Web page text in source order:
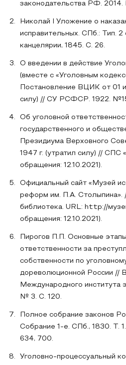
законодательства РФ.
Николай I Уложение о
исправительных. СПб.: Тип. 2
канцелярии, 1845. С. 26.
О введении в действие
(вместе с «Уголовным
Постановление ВЦИК от 01
силу) // СУ РСФСР. 1922.
Об уголовной
государственного и
Президиума Верховного
1947 г. (утратил силу) // СПС
обращения: 12.10.2021).
Официальный сайт «Музей
реформ им. П.А. Столыпина».
библиотека. URL: http://
обращения: 12.10.2021).
Пирогов П.П. Основные
ответственности за
собственности по
дореволюционной России //
Международного института
№ 3. С. 120.
Полное собрание законов
Собрание 1-е. СПб., 1830. Т.
634, 700.
Уголовно-процессуальный